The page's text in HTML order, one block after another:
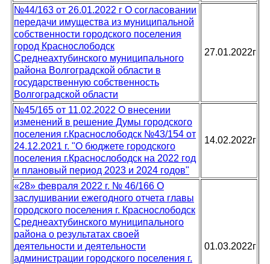
№44/163 от 26.01.2022 г О согласовании
передачи имущества из муниципальной
собственности городского поселения
город Краснослободск
Среднеахтубинского муниципального
района Волгоградской области в
государственную собственность
Волгоградской области
27.01.2022г
№45/165 от 11.02.2022 О внесении
изменений в решение Думы городского
поселения г.Краснослободск №43/154 от
24.12.2021 г. "О бюджете городского
поселения г.Краснослободск на 2022 год
и плановый период 2023 и 2024 годов"
14.02.2022г
«28» февраля 2022 г. № 46/166 О
заслушивании ежегодного отчета главы
городского поселения г. Краснослободск
Среднеахтубинского муниципального
района о результатах своей
деятельности и деятельности
администрации городского поселения г.
01.03.2022г